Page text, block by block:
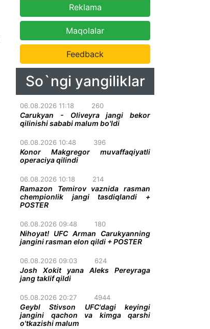
Reklama
Maqolalar
Feedback
So`ngi yangiliklar
06.08.2026 11:18 260
Carukyan - Oliveyra jangi bekor
qilinishi sababi malum bo'ldi
06.08.2026 10:48 396
Konor Makgregor muvaffaqiyatli
operaciya qilindi
06.08.2026 10:18 214
Ramazon Temirov vaznida rasman
chempionlik jangi tasdiqlandi +
POSTER
06.08.2026 09:48 180
Nihoyat! UFC Arman Carukyanning
jangini rasman elon qildi + POSTER
06.08.2026 09:03 624
Josh Xokit yana Aleks Pereyraga
jang taklif qildi
05.08.2026 20:27 4944
Geybl Stivson UFC'dagi keyingi
jangini qachon va kimga qarshi
o'tkazishi malum